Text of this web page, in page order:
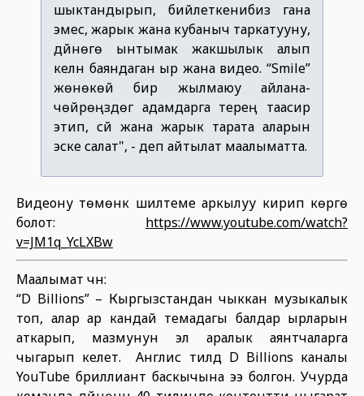
шыктандырып, бийлеткенибиз гана
эмес, жарык жана кубаныч таркатууну,
дүйнөгө ынтымак жакшылык алып
келүүнү баяндаган ыр жана видео. “Smile”
жөнөкөй бир жылмаюу айлана-
чөйрөңүздөгү адамдарга терең таасир
этип, сүйүү жана жарык тарата аларын
эске салат", - деп айтылат маалыматта.
Видеону төмөнкү шилтеме аркылуу кирип көрүүгө
болот: https://www.youtube.com/watch?
v=JM1q_YcLXBw
Маалымат үчүн:
“D Billions” – Кыргызстандан чыккан музыкалык
топ, алар ар кандай темадагы балдар ырларын
аткарып, мазмунун эл аралык аянтчаларга
чыгарып келет. Англис тилдүү D Billions каналы
YouTube бриллиант баскычына ээ болгон. Учурда